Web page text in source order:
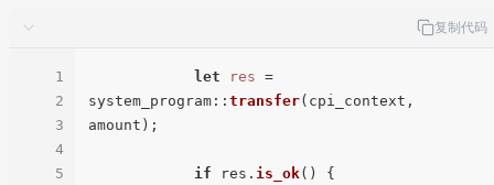
复制代码
1
2
3
4
5
let res =
system_program:: transfer(cpi_context,
amount);
if res. is_ok() {